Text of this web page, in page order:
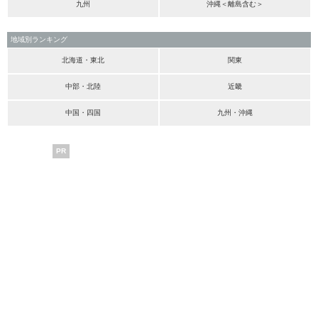
九州 沖縄＜離島含む＞
地域別ランキング
北海道・東北 関東
中部・北陸 近畿
中国・四国 九州・沖縄
PR